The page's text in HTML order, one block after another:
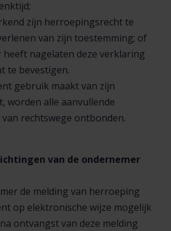
zijn herroepingsrecht te
van zijn toestemming; of
heeft nagelaten deze verklaring
te bevestigen.
gebruik maakt van zijn
worden alle aanvullende
rechtswege ontbonden.
van de ondernemer
de melding van herroeping
op elektronische wijze mogelijk
ontvangst van deze melding